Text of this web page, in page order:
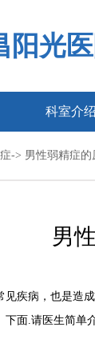
阳光
科室介绍
-> 男性弱精症的
男
病，也是造成
面.请医生简单